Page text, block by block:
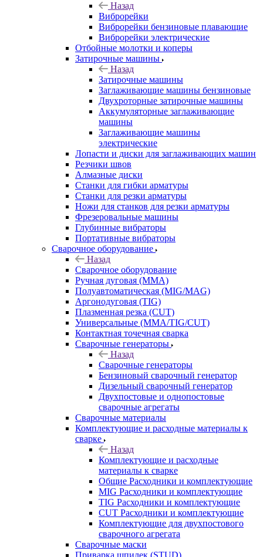
Назад
Виброрейки
Виброрейки бензиновые плавающие
Виброрейки электрические
Отбойные молотки и коперы
Затирочные машины
Назад
Затирочные машины
Заглаживающие машины бензиновые
Двухроторные затирочные машины
Аккумуляторные заглаживающие
машины
Заглаживающие машины
электрические
Лопасти и диски для заглаживающих машин
Резчики швов
Алмазные диски
Станки для гибки арматуры
Станки для резки арматуры
Ножи для станков для резки арматуры
Фрезеровальные машины
Глубинные вибраторы
Портативные вибраторы
Сварочное оборудование
Назад
Сварочное оборудование
Ручная дуговая (MMA)
Полуавтоматическая (MIG/MAG)
Аргонодуговая (TIG)
Плазменная резка (CUT)
Универсальные (MMA/TIG/CUT)
Контактная точечная сварка
Сварочные генераторы
Назад
Сварочные генераторы
Бензиновый сварочный генератор
Дизельный сварочный генератор
Двухпостовые и однопостовые
сварочные агрегаты
Сварочные материалы
Комплектующие и расходные материалы к
сварке
Назад
Комплектующие и расходные
материалы к сварке
Общие Расходники и комплектующие
MIG Расходники и комплектующие
TIG Расходники и комплектующие
CUT Расходники и комплектующие
Комплектующие для двухпостового
сварочного агрегата
Сварочные маски
Приварка шпилек (STUD)